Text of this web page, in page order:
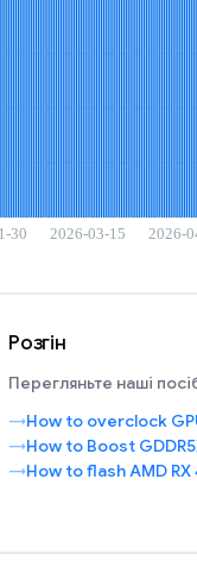
Розгін
Перегляньте наші
How to overclock
How to Boost
How to flash AMD